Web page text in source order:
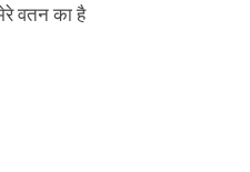
वतन का है